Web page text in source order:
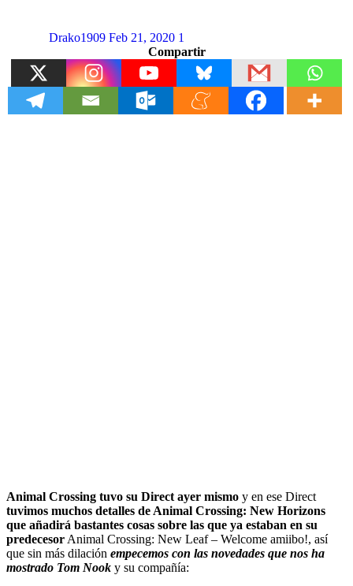
Drako1909 Feb 21, 2020 1
Compartir
Animal Crossing tuvo su Direct ayer mismo y en ese Direct
tuvimos muchos detalles de Animal Crossing: New Horizons
que añadirá bastantes cosas sobre las que ya estaban en su
predecesor Animal Crossing: New Leaf – Welcome amiibo!, así
que sin más dilación empecemos con las novedades que nos ha
mostrado Tom Nook y su compañía: